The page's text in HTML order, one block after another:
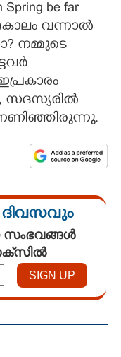
be far
വന്നാൽ
നമ്മുടെ
സദസ്യരിൽ
രുന്നു.
ദിവസവും
സംഭവങ്ങൾ